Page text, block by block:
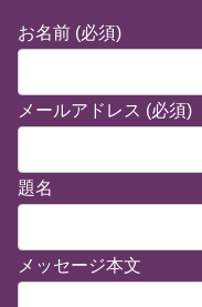
お名前 (必須)
メールアドレス (必須)
題名
メッセージ本文